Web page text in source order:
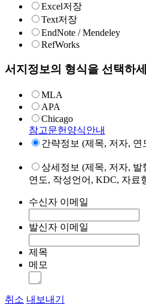
Excel저장
Text저장
EndNote / Mendeley
RefWorks
서지정보의 형식을 선택하
MLA
APA
Chicago
참고문헌양식안내
간략정보 (제목, 저자, 연
상세정보 (제목, 저자, 발
연도, 작성언어, KDC, 자료
수신자 이메일
발신자 이메일
제목
메모
취소 내보내기